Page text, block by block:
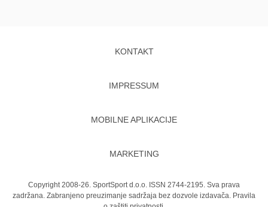
KONTAKT
IMPRESSUM
MOBILNE APLIKACIJE
MARKETING
Copyright 2008-26. SportSport d.o.o. ISSN 2744-2195. Sva prava
zadržana. Zabranjeno preuzimanje sadržaja bez dozvole izdavača. Pravila